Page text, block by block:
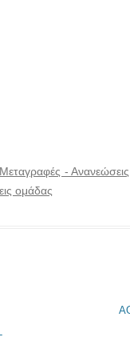
Μεταγραφές - Ανανεώσεις
ομάδας